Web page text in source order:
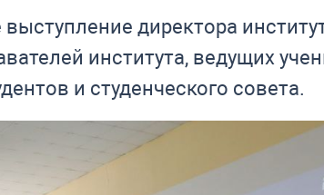
ди­рек­то­ра
ин­сти­ту­та, ве­ду­щих
и студенческого совета.